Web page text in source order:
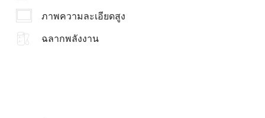
ภาพความละเอียดสูง
ฉลากพลังงาน